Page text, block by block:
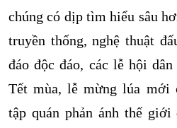
chúng có dịp tìm hiểu sâu
truyền thống, nghệ thuật
đáo độc đáo, các lễ hội
Tết mùa, lễ mừng lúa mới
tập quán phản ánh thế